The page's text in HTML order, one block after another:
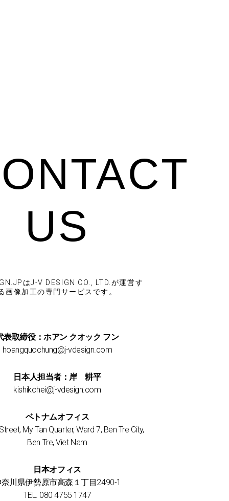
US
はJ-V DESIGN CO., LTD.が運営す
画像加工の専門サービスです。
表取締役：ホアン クオック フン
hoangquochung@j-vdesign.com
日本人担当者：岸 耕平
kishikohei@j-vdesign.com
ベトナムオフィス
My Tan Quarter, Ward 7, Ben Tre City,
Ben Tre, Viet Nam
日本オフィス
川県伊勢原市高森１丁目2490-1
TEL. 080 4755 1747